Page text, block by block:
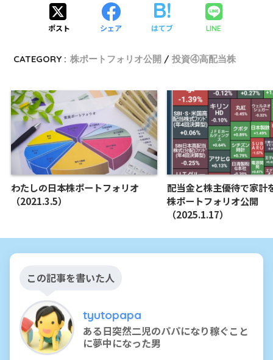
ポスト シェア はてブ LINE
CATEGORY : 株ポートフォリオ公開 投資④高配当株
わたしの日本株ポートフォリオ
（2021.3.5）
配当金と株主優待で家計
株ポートフォリオ公開
（2025.1.17）
この記事を書いた人
tyutopapa
ある日突然二児のパパになり稼ぐこと
に夢中になった男